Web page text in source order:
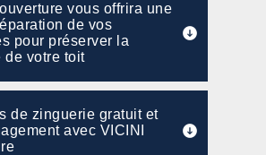
vous offrira une
de vos
pour préserver la
de votre toit
de zinguerie gratuit et
avec VICINI